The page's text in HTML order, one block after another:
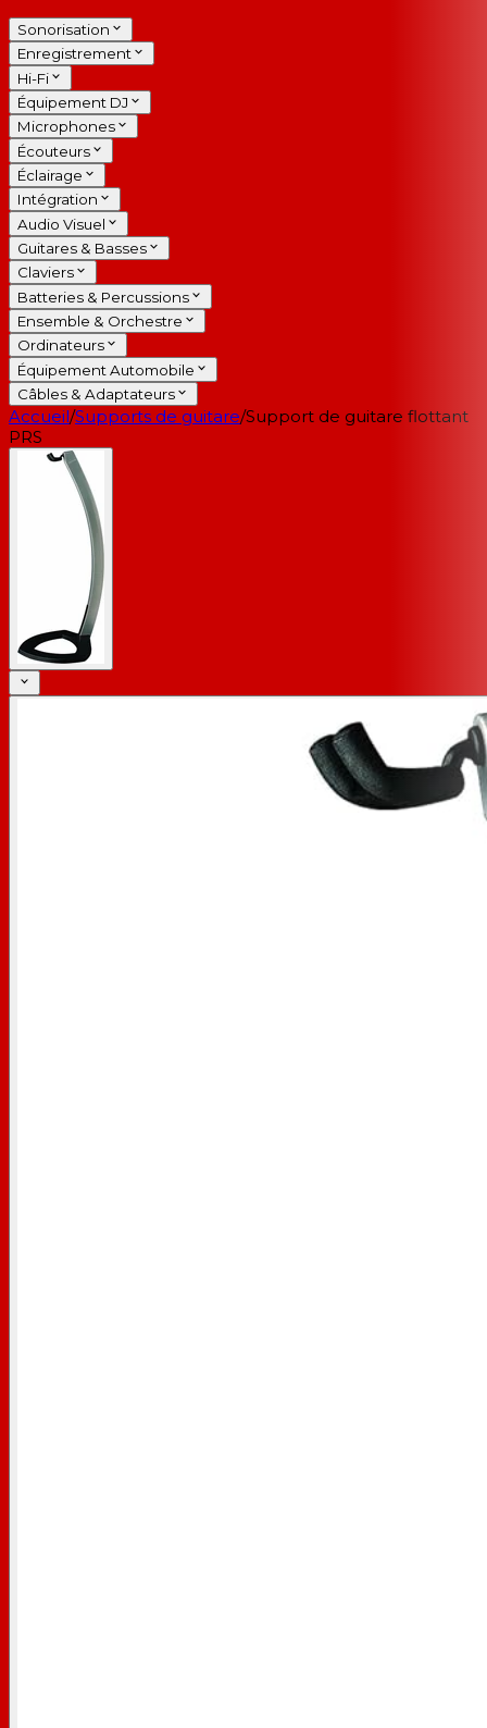
Sonorisation
Enregistrement
Hi-Fi
Équipement DJ
Microphones
Écouteurs
Éclairage
Intégration
Audio Visuel
Guitares & Basses
Claviers
Batteries & Percussions
Ensemble & Orchestre
Ordinateurs
Équipement Automobile
Câbles & Adaptateurs
Accueil/Supports de guitare/Support de guitare flottant
PRS